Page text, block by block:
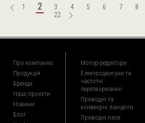
1 2 3 4 5 6 7 8
22
Про компанію
Продукція
Бренди
Наші проєкти
Новини
Блог
Мотор-редуктори
Електродвигуни та
частотні
перетворювачі
Приводні та
конвеєрні ланцюги
Приводні паси